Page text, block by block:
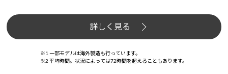
詳しく見る
※1 一部モデルは海外製造も行っています。
※2 平均時間。状況によっては72時間を超えることもあります。